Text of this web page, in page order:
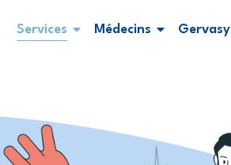
Services Médecins Gervasy